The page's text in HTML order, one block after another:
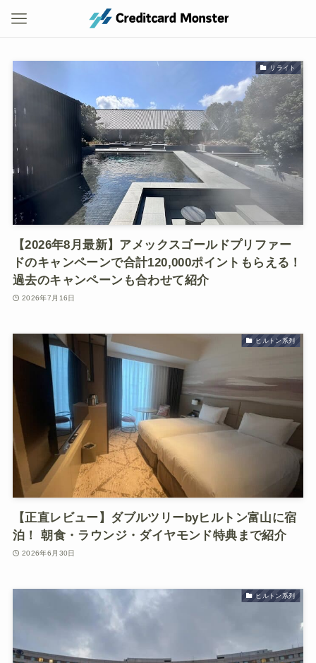
リライト
【2026年8月最新】アメックスゴールドプリファー
ドのキャンペーンで合計120,000ポイントもらえる！
過去のキャンペーンも合わせて紹介
2026年7月16日
ヒルトン系列
【正直レビュー】ダブルツリーbyヒルトン富山に宿
泊！ 朝食・ラウンジ・ダイヤモンド特典まで紹介
2026年6月30日
ヒルトン系列